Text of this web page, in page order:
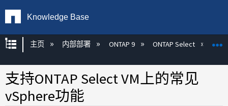
Knowledge Base
扩展/隐缩全局层次
主页 内部部署 ONTAP 9 ONTAP Select
支持ONTAP Select VM上的常见
vSphere功能